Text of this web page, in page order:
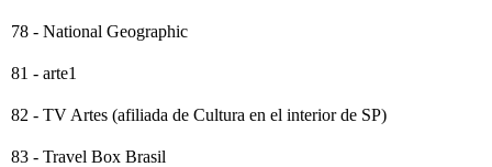
78 - National Geographic
81 - arte1
82 - TV Artes (afiliada de Cultura en el interior de SP)
83 - Travel Box Brasil